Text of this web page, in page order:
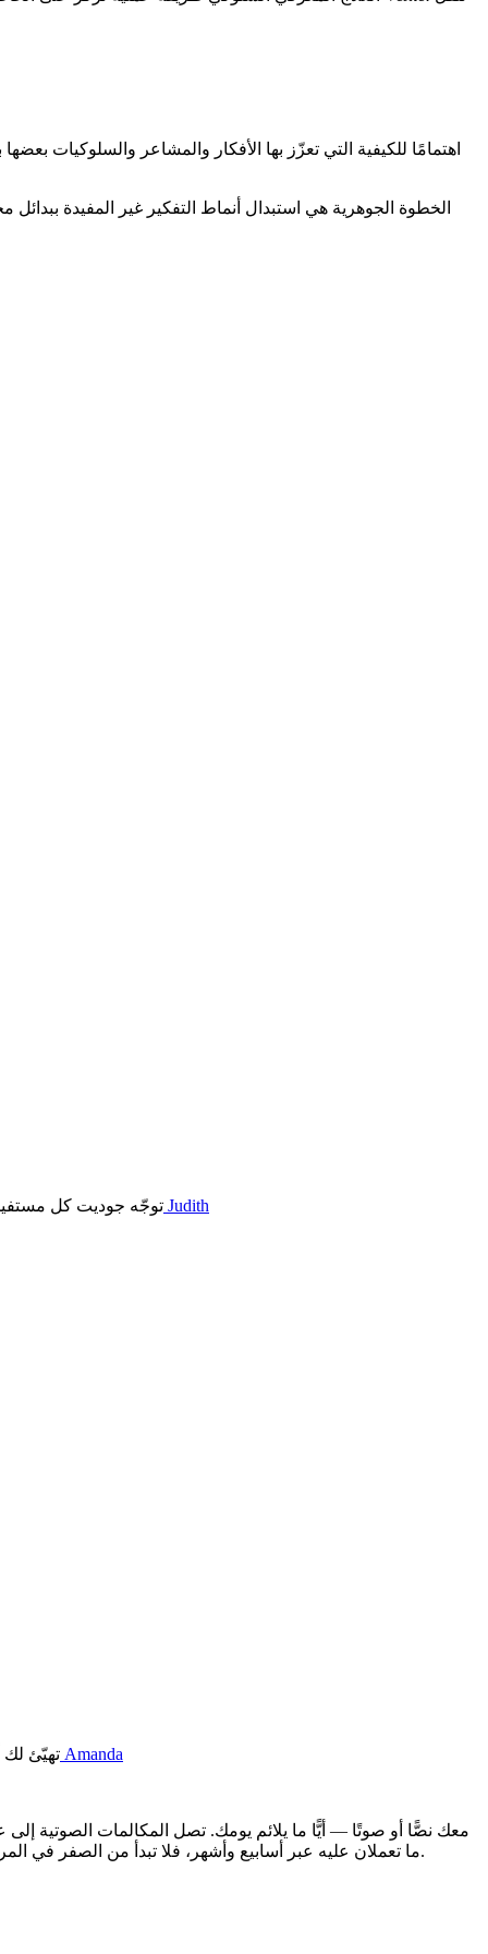
الخطوة الجوهرية هي استبدال أنماط التفكير غير المفيدة
توجّه جوديت كل مستفيد اقرأ المزيد عن Judith
تهيّئ لك اقرأ المزيد عن Amanda
ما تعملان عليه عبر أسابيع وأشهر، فلا تبدأ من الصفر في المرة الثالثة التي يُطرح فيها موضوع الكلام أمام الجمهور. والمدربون متاحون على مدار الساعة، بـ 55 لغة، ويمكنك بدء محادثة دون إنشاء حساب.